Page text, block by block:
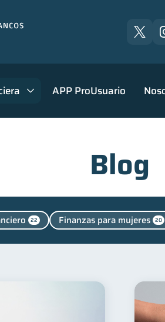
APP ProUsuario
Blog
22 Finanzas para mujeres 20
Deudas